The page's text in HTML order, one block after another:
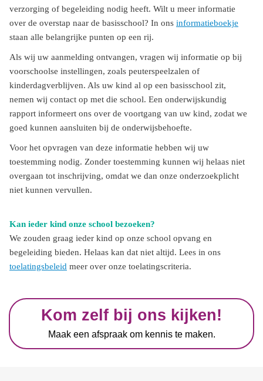
verzorging of begeleiding nodig heeft. Wilt u meer informatie
over de overstap naar de basisschool? In ons informatieboekje
staan alle belangrijke punten op een rij.
Als wij uw aanmelding ontvangen, vragen wij informatie op bij
voorschoolse instellingen, zoals peuterspeelzalen of
kinderdagverblijven. Als uw kind al op een basisschool zit,
nemen wij contact op met die school. Een onderwijskundig
rapport informeert ons over de voortgang van uw kind, zodat we
goed kunnen aansluiten bij de onderwijsbehoefte.
Voor het opvragen van deze informatie hebben wij uw
toestemming nodig. Zonder toestemming kunnen wij helaas niet
overgaan tot inschrijving, omdat we dan onze onderzoekplicht
niet kunnen vervullen.
Kan ieder kind onze school bezoeken?
We zouden graag ieder kind op onze school opvang en
begeleiding bieden. Helaas kan dat niet altijd. Lees in ons
toelatingsbeleid meer over onze toelatingscriteria.
Kom zelf bij ons kijken!
Maak een afspraak om kennis te maken.